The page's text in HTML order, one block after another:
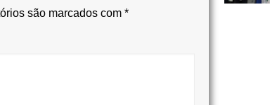
são marcados com *